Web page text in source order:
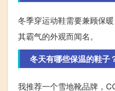
冬季穿运动鞋需要兼顾保
其霸气的外观而闻名。
冬天有哪些保温的鞋子
我推荐一个雪地靴品牌，